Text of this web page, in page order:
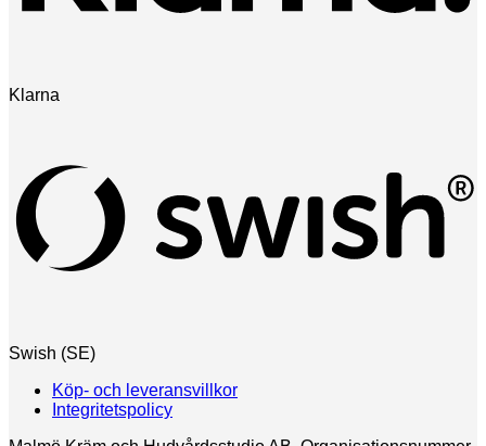
Klarna
Swish (SE)
Köp- och leveransvillkor
Integritetspolicy